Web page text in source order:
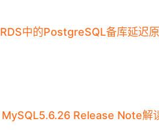
RDS中的PostgreSQL备库延迟
MySQL5.6.26 Release Note解